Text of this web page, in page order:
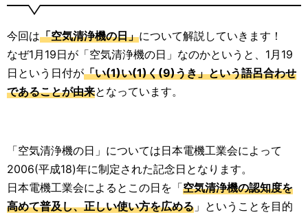
今回は「空気清浄機の日」について解説していきます！
なぜ1月19日が「空気清浄機の日」なのかというと、1月19
日という日付が「い(1)い(1)く(9)うき」という語呂合わせ
であることが由来となっています。
「空気清浄機の日」については日本電機工業会によって
2006(平成18)年に制定された記念日となります。
日本電機工業会によるとこの日を「空気清浄機の認知度を
高めて普及し、正しい使い方を広める 」ということを目的